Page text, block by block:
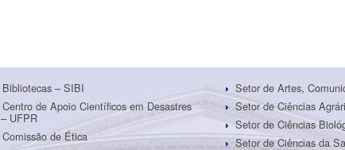
Bibliotecas – SIBI
Centro de Apoio Científicos em Desastres
– UFPR
Comissão de Ética
Setor de Artes,
Setor de Ciências
Setor de Ciências
Setor de Ciências da